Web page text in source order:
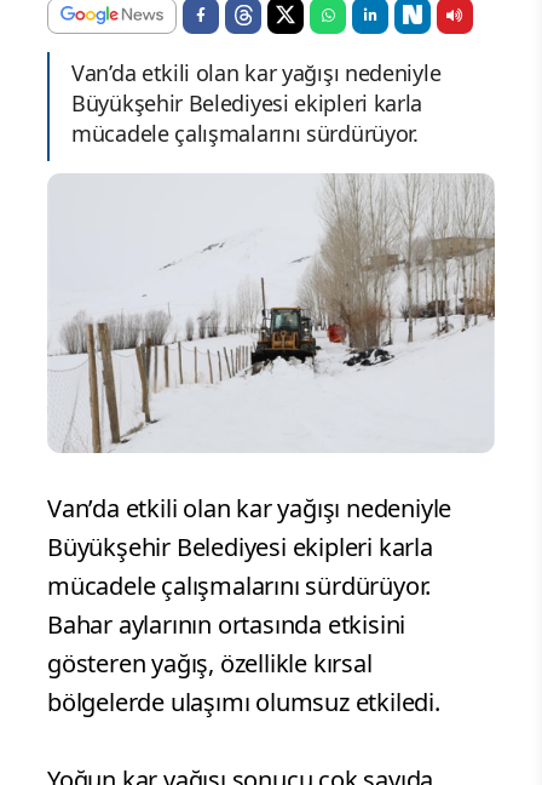
Van’da etkili olan kar yağışı nedeniyle
Büyükşehir Belediyesi ekipleri karla
mücadele çalışmalarını sürdürüyor.
Van’da etkili olan kar yağışı nedeniyle
Büyükşehir Belediyesi ekipleri karla
mücadele çalışmalarını sürdürüyor.
Bahar aylarının ortasında etkisini
gösteren yağış, özellikle kırsal
bölgelerde ulaşımı olumsuz etkiledi.